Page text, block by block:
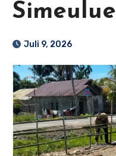
Simeulue
Juli 9, 2026